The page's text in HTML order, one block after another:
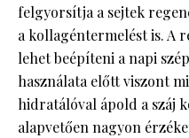
felgyorsítja a sejtek
a kollagéntermelést is. A
lehet beépíteni a napi
használata előtt viszont
hidratálóval ápold a száj
alapvetően nagyon